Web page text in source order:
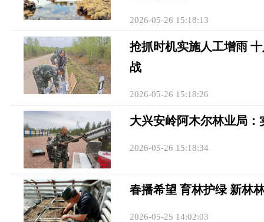
2026-05-26 15:18:13
抢抓时机实施人工增雨
战
2026-05-26 15:18:26
大兴安岭阿木尔林业局
2026-05-26 15:18:34
春播希望 育林护绿 新林
2026-05-25 14:02:03